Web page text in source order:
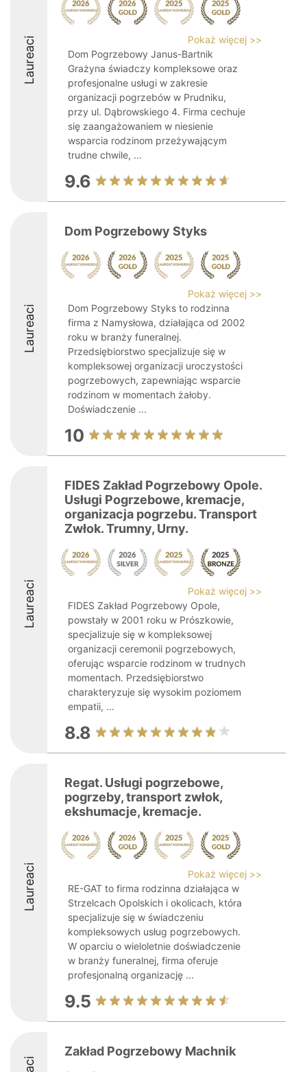
Laureaci
Pokaż więcej >>
Dom Pogrzebowy Janus-Bartnik
Grażyna świadczy kompleksowe oraz
profesjonalne usługi w zakresie
organizacji pogrzebów w Prudniku,
przy ul. Dąbrowskiego 4. Firma cechuje
się zaangażowaniem w niesienie
wsparcia rodzinom przeżywającym
trudne chwile, ...
9.6
Laureaci
Dom Pogrzebowy Styks
Pokaż więcej >>
Dom Pogrzebowy Styks to rodzinna
firma z Namysłowa, działająca od 2002
roku w branży funeralnej.
Przedsiębiorstwo specjalizuje się w
kompleksowej organizacji uroczystości
pogrzebowych, zapewniając wsparcie
rodzinom w momentach żałoby.
Doświadczenie ...
10
Laureaci
FIDES Zakład Pogrzebowy Opole.
Usługi Pogrzebowe, kremacje,
organizacja pogrzebu. Transport
Zwłok. Trumny, Urny.
Pokaż więcej >>
FIDES Zakład Pogrzebowy Opole,
powstały w 2001 roku w Prószkowie,
specjalizuje się w kompleksowej
organizacji ceremonii pogrzebowych,
oferując wsparcie rodzinom w trudnych
momentach. Przedsiębiorstwo
charakteryzuje się wysokim poziomem
empatii, ...
8.8
Laureaci
Regat. Usługi pogrzebowe,
pogrzeby, transport zwłok,
ekshumacje, kremacje.
Pokaż więcej >>
RE-GAT to firma rodzinna działająca w
Strzelcach Opolskich i okolicach, która
specjalizuje się w świadczeniu
kompleksowych usług pogrzebowych.
W oparciu o wieloletnie doświadczenie
w branży funeralnej, firma oferuje
profesjonalną organizację ...
9.5
Zakład Pogrzebowy Machnik